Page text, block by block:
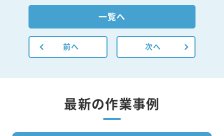
前へ
一覧へ
次へ
最新の作業事例